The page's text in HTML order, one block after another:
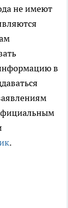
не имеют
в
.